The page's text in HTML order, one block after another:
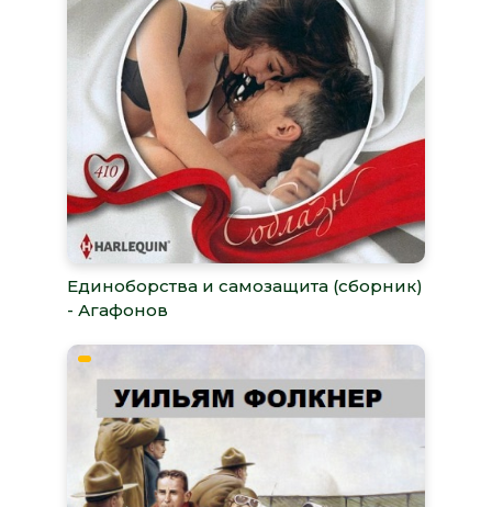
Единоборства и самозащита (сборник)
- Агафонов